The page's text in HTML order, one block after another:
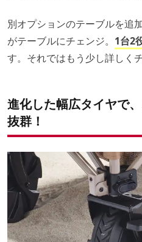
別オプションのテーブルを追
がテーブルにチェンジ。 1台2
す。それではもう少し詳しく
進化した幅広タイヤで
抜群！